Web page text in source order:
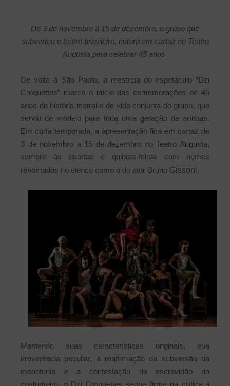
De 3 de novembro a 15 de dezembro, o grupo que
subverteu o teatro brasileiro, estará em cartaz no Teatro
Augusta para celebrar 45 anos
De volta à São Paulo, a reestreia do espetáculo “Dzi
Croquettes” marca o início das comemorações de 45
anos de história teatral e de vida conjunta do grupo, que
serviu de modelo para toda uma geração de artistas.
Em curta temporada, a apresentação fica em cartaz de
3 de novembro a 15 de dezembro no Teatro Augusta,
sempre às quartas e quintas-feiras com nomes
renomados no elenco como o do ator Bruno Gissoni.
Mantendo suas características originais, sua
irreverência peculiar, a reafirmação da subversão da
monotonia e a contestação da escravidão do